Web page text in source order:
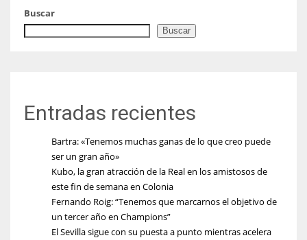
Buscar
Buscar
Entradas recientes
Bartra: «Tenemos muchas ganas de lo que creo puede
ser un gran año»
Kubo, la gran atracción de la Real en los amistosos de
este fin de semana en Colonia
Fernando Roig: “Tenemos que marcarnos el objetivo de
un tercer año en Champions”
El Sevilla sigue con su puesta a punto mientras acelera